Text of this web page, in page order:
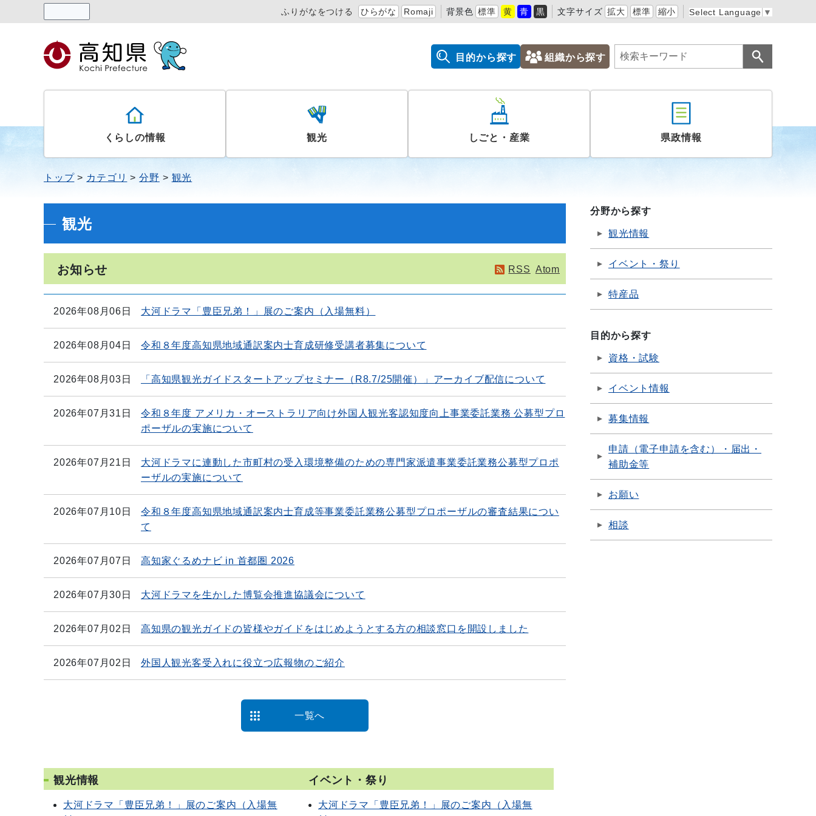
ふりがなをつける ひらがな Romaji 背景色 標準 黄 青 黒 文字サイズ 拡大 標準 縮小 Select Language ▼
目的から探す 組織から探す
くらしの情報 観光 しごと・産業 県政情報
トップ カテゴリ 分野 観光
観光
お知らせ RSS Atom
2026年08月06日 大河ドラマ「豊臣兄弟！」展のご案内（入場無料）
2026年08月04日 令和８年度高知県地域通訳案内士育成研修受講者募集について
2026年08月03日 「高知県観光ガイドスタートアップセミナー（R8.7/25開催）」アーカイブ配信について
2026年07月31日
令和８年度 アメリカ・オーストラリア向け外国人観光客認知度向上事業委託業務 公募型プロ
ポーザルの実施について
2026年07月21日
大河ドラマに連動した市町村の受入環境整備のための専門家派遣事業委託業務公募型プロポ
ーザルの実施について
2026年07月10日
令和８年度高知県地域通訳案内士育成等事業委託業務公募型プロポーザルの審査結果につい
て
2026年07月07日 高知家ぐるめナビ in 首都圏 2026
2026年07月30日 大河ドラマを生かした博覧会推進協議会について
2026年07月02日 高知県の観光ガイドの皆様やガイドをはじめようとする方の相談窓口を開設しました
2026年07月02日 外国人観光客受入れに役立つ広報物のご紹介
一覧へ
観光情報
大河ドラマ「豊臣兄弟！」展のご案内（入場無
イベント・祭り
大河ドラマ「豊臣兄弟！」展のご案内（入場無
分野から探す
観光情報
イベント・祭り
特産品
目的から探す
資格・試験
イベント情報
募集情報
申請（電子申請を含む）・届出・
補助金等
お願い
相談